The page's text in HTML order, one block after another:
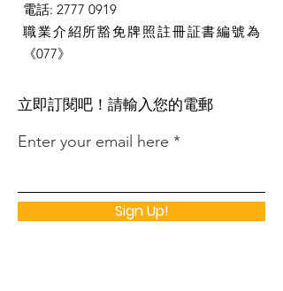
電話: 2777 0919
職業介紹所豁免牌照註冊証書編號為
《077》
​立即訂閱吧！請輸入您的電郵
Enter your email here
Sign Up!